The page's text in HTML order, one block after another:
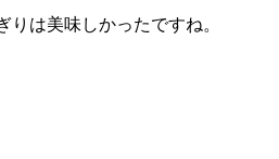
りは美味しかったですね。